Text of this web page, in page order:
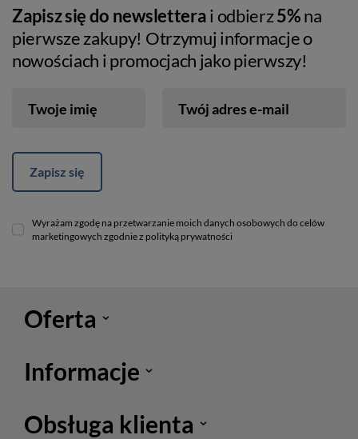
Zapisz się do newsletterai odbierz5%na
pierwsze zakupy! Otrzymuj informacje o
nowościach i promocjach jako pierwszy!
Twoje imię Twój adres e-mail
Zapisz się
Wyrażam zgodę na przetwarzanie moich danych osobowych do celów
marketingowych zgodnie z polityką prywatności
Oferta
Informacje
Obsługa klienta